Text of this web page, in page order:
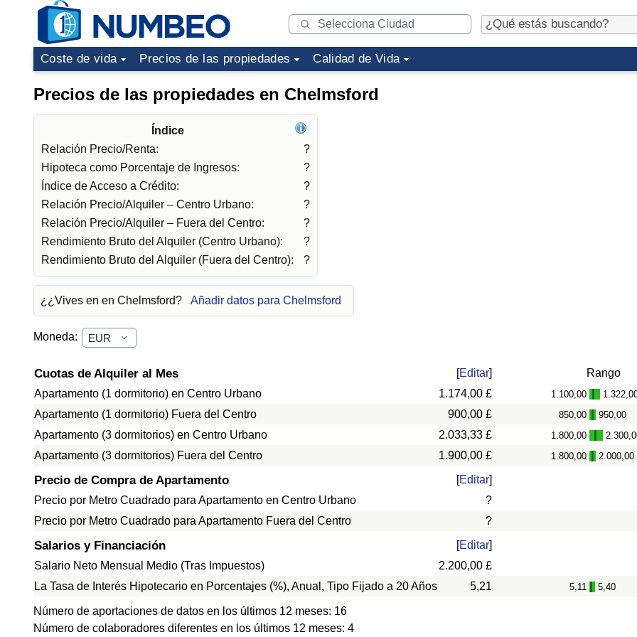
Coste de vida Precios de las propiedades Calidad de Vida
Precios de las propiedades en Chelmsford
Índice
Relación Precio/Renta:
?
Hipoteca como Porcentaje de Ingresos:
?
Índice de Acceso a Crédito:
?
Relación Precio/Alquiler – Centro Urbano:
?
Relación Precio/Alquiler – Fuera del Centro:
?
Rendimiento Bruto del Alquiler (Centro Urbano):
?
Rendimiento Bruto del Alquiler (Fuera del Centro):
?
¿¿Vives en en Chelmsford? Añadir datos para Chelmsford
Moneda:
Cuotas de Alquiler al Mes [Editar]
Rango
Apartamento (1 dormitorio) en Centro Urbano
1.174,00 £ 1.100,00 -
Apartamento (1 dormitorio) Fuera del Centro 900,00 £ 850,00 - 950,00
Apartamento (3 dormitorios) en Centro Urbano 2.033,33 £ 1.800,00 -
Apartamento (3 dormitorios) Fuera del Centro 1.900,00 £ 1.800,00 - 2.000,00
Precio de Compra de Apartamento [Editar]
Precio por Metro Cuadrado para Apartamento en Centro Urbano
?
Precio por Metro Cuadrado para Apartamento Fuera del Centro
?
Salarios y Financiación [Editar]
Salario Neto Mensual Medio (Tras Impuestos)
2.200,00 £
La Tasa de Interés Hipotecario en Porcentajes (%), Anual, Tipo Fijado a 20 Años
5,21 5,11 - 5,40
Número de aportaciones de datos en los últimos 12 meses: 16
Número de colaboradores diferentes en los últimos 12 meses: 4